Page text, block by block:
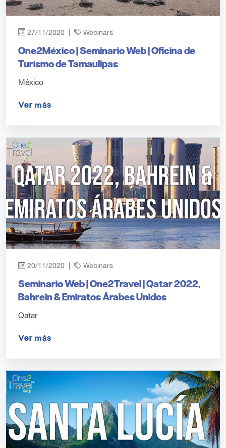
27/11/2020 | Webinars
One2México | Seminario Web | Oficina de
Turísmo de Tamaulipas
México
Ver más
20/11/2020 | Webinars
Seminario Web | One2Travel | Qatar 2022,
Bahrein & Emiratos Árabes Unidos
Qatar
Ver más